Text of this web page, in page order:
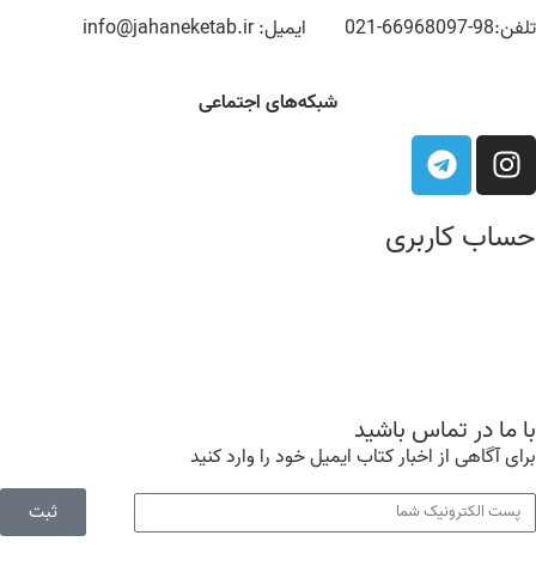
تلفن:98-66968097-021 ایمیل: info@jahaneketab.ir
شبکه‌های اجتماعی
حساب کاربری
با ما در تماس باشید
برای آگاهی از اخبار کتاب ایمیل خود را وارد کنید
ثبت